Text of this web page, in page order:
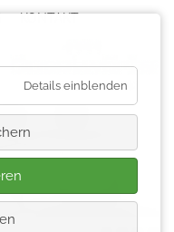
überspringen
KONTAKT
Details einblenden